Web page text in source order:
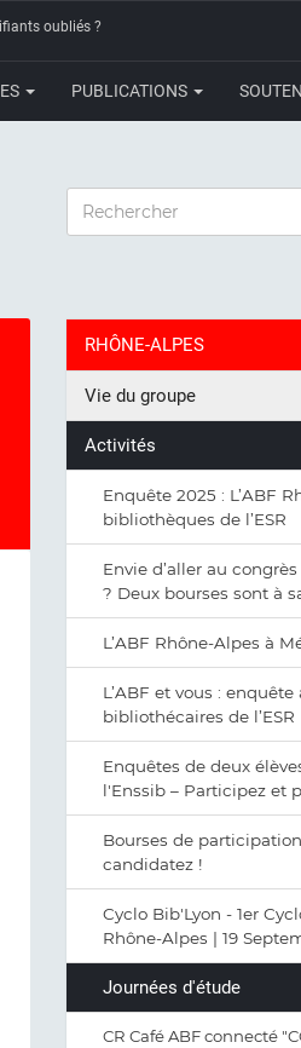
oubliés ?
PUBLICATIONS
RECHERCHER
RHÔNE-ALPES
Vie du groupe
Activités
Enquête 2025 : L’ABF
bibliothèques de l’ESR
Envie d’aller au
? Deux bourses sont à
L’ABF Rhône-Alpes à
L’ABF et vous : enquête
bibliothécaires de l’ESR
Enquêtes de deux
l'Enssib – Participez et
Bourses de
candidatez !
Cyclo Bib'Lyon - 1er
Rhône-Alpes | 19
Journées d'étude
CR Café ABF connecté